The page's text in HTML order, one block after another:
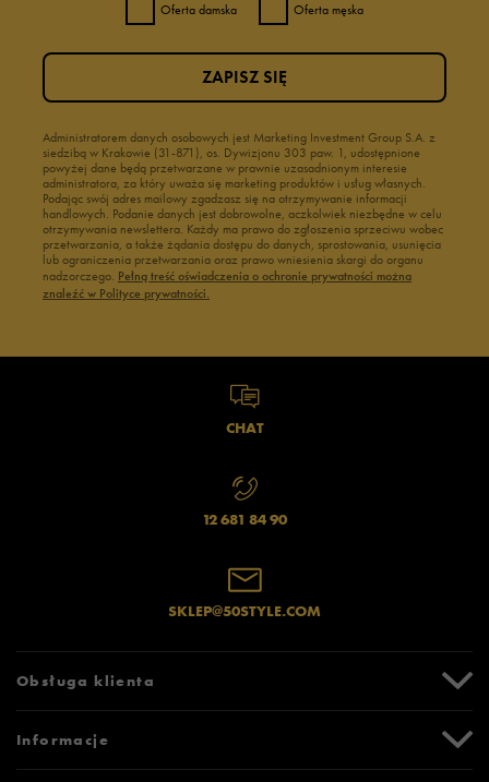
Oferta damska Oferta męska
Administratorem danych osobowych jest Marketing Investment Group S.A. z
siedzibą w Krakowie (31-871), os. Dywizjonu 303 paw. 1, udostępnione
powyżej dane będą przetwarzane w prawnie uzasadnionym interesie
administratora, za który uważa się marketing produktów i usług własnych.
Podając swój adres mailowy zgadzasz się na otrzymywanie informacji
handlowych. Podanie danych jest dobrowolne, aczkolwiek niezbędne w celu
otrzymywania newslettera. Każdy ma prawo do zgłoszenia sprzeciwu wobec
przetwarzania, a także żądania dostępu do danych, sprostowania, usunięcia
lub ograniczenia przetwarzania oraz prawo wniesienia skargi do organu
nadzorczego. Pełną treść oświadczenia o ochronie prywatności można
znaleźć w Polityce prywatności.
ZAPISZ SIĘ
CHAT
12 681 84 90
SKLEP@50STYLE.COM
Obsługa klienta
Zwroty i reklamacje
Informacje